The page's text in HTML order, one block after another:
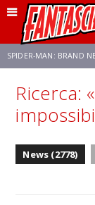
SPIDER-MAN: BRAND
FRANCO
NETFLIX SADIE SINK
Ricerca:
News (2778)